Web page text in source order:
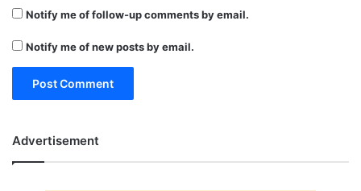
Notify me of follow-up comments by email.
Notify me of new posts by email.
Advertisement